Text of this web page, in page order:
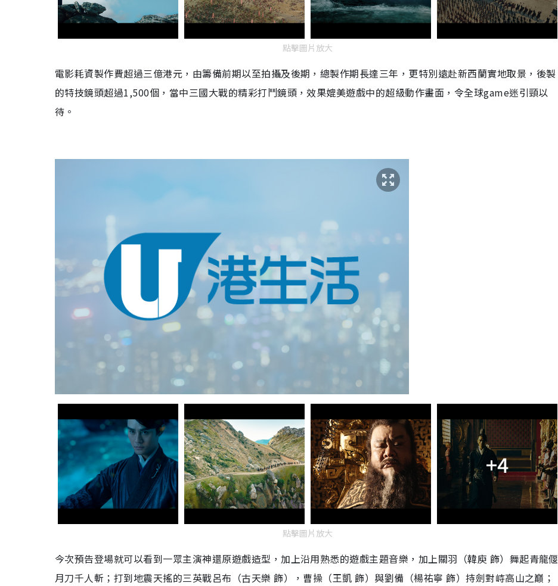
點擊圖片放大
電影耗資製作費超過三億港元，由籌備前期以至拍攝及後期，總製作期長達三年，更特別遠赴新西蘭實地取景，後製
的特技鏡頭超過1,500個，當中三國大戰的精彩打鬥鏡頭，效果媲美遊戲中的超級動作畫面，令全球game迷引頸以
待。
+4
點擊圖片放大
今次預告登場就可以看到一眾主演神還原遊戲造型，加上沿用熟悉的遊戲主題音樂，加上關羽（韓庾 飾）舞起青龍偃
月刀千人斬；打到地震天搖的三英戰呂布（古天樂 飾），曹操（王凱 飾）與劉備（楊祐寧 飾）持劍對峙高山之巔；